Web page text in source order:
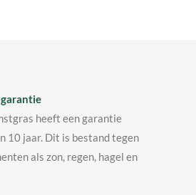
heeft een garantie
10 jaar. Dit is bestand tegen
als zon, regen, hagel en